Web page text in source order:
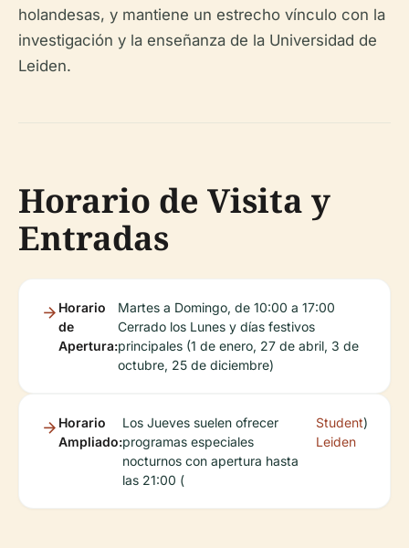
holandesas, y mantiene un estrecho vínculo con la
investigación y la enseñanza de la Universidad de
Leiden.
Horario de Visita y
Entradas
Horario
de
Apertura:
Martes a Domingo, de 10:00 a 17:00
Cerrado los Lunes y días festivos
principales (1 de enero, 27 de abril, 3 de
octubre, 25 de diciembre)
Horario
Ampliado:
Los Jueves suelen ofrecer
programas especiales
nocturnos con apertura hasta
las 21:00 (
Student
Leiden
)